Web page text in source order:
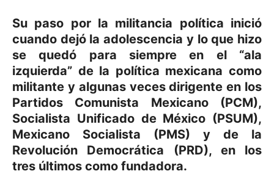
Su paso por la militancia política inició
cuando dejó la adolescencia y lo que hizo
se quedó para siempre en el “ala
izquierda” de la política mexicana como
militante y algunas veces dirigente en los
Partidos Comunista Mexicano (PCM),
Socialista Unificado de México (PSUM),
Mexicano Socialista (PMS) y de la
Revolución Democrática (PRD), en los
tres últimos como fundadora.